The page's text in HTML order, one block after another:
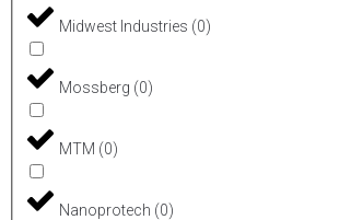
Midwest Industries (0)
Mossberg (0)
MTM (0)
Nanoprotech (0)